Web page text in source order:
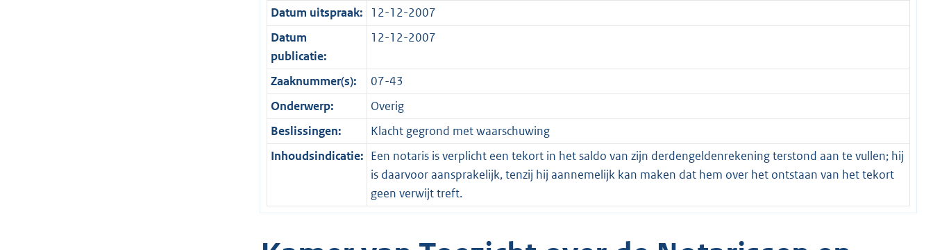
Datum uitspraak:
12-12-2007
Datum
publicatie:
12-12-2007
Zaaknummer(s):
07-43
Onderwerp:
Overig
Beslissingen:
Klacht gegrond met waarschuwing
Inhoudsindicatie: Een notaris is verplicht een tekort in het saldo van zijn derdengeldenrekening terstond aan te vullen; hij
is daarvoor aansprakelijk, tenzij hij aannemelijk kan maken dat hem over het ontstaan van het tekort
geen verwijt treft.